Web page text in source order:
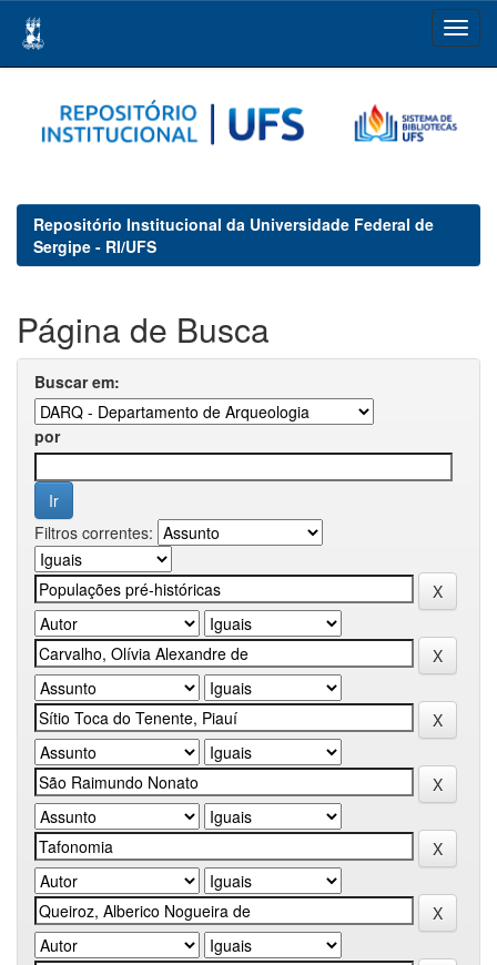
navigation
Repositório Institucional da Universidade Federal de
Sergipe - RI/UFS
Página de Busca
Buscar em:
por
Filtros correntes: